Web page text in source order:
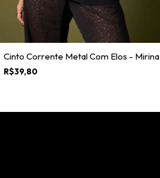
Cinto Corrente Metal Com Elos - Mirina
R$39,80